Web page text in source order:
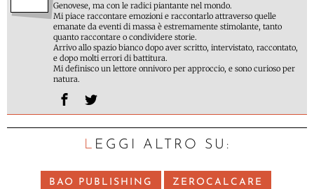
Genovese, ma con le radici piantante nel mondo.
Mi piace raccontare emozioni e raccontarlo attraverso quelle
emanate da eventi di massa è estremamente stimolante, tanto
quanto raccontare o condividere storie.
Arrivo allo spazio bianco dopo aver scritto, intervistato, raccontato,
e dopo molti errori di battitura.
Mi definisco un lettore onnivoro per approccio, e sono curioso per
natura.
LEGGI ALTRO SU:
BAO PUBLISHING ZEROCALCARE